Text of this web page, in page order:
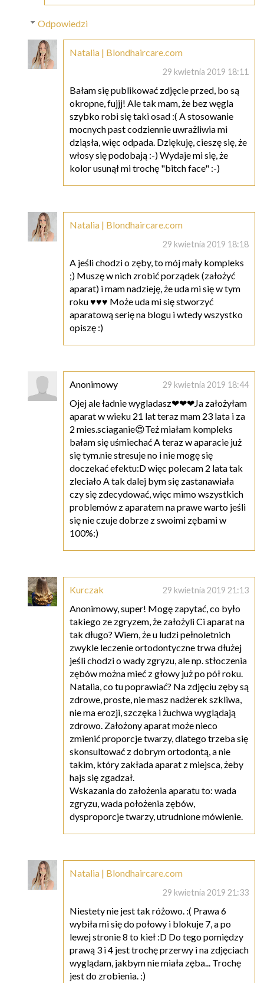
Odpowiedzi
Natalia | Blondhaircare.com
29 kwietnia 2019 18:11
Bałam się publikować zdjęcie przed, bo są
okropne, fujjj! Ale tak mam, że bez węgla
szybko robi się taki osad :( A stosowanie
mocnych past codziennie uwrażliwia mi
dziąsła, więc odpada. Dziękuję, cieszę się, że
włosy się podobają :-) Wydaje mi się, że
kolor usunął mi trochę "bitch face" :-)
Natalia | Blondhaircare.com
29 kwietnia 2019 18:18
A jeśli chodzi o zęby, to mój mały kompleks
;) Muszę w nich zrobić porządek (założyć
aparat) i mam nadzieję, że uda mi się w tym
roku ♥♥♥ Może uda mi się stworzyć
aparatową serię na blogu i wtedy wszystko
opiszę :)
Anonimowy 29 kwietnia 2019 18:44
Ojej ale ładnie wygladasz❤❤❤Ja założyłam
aparat w wieku 21 lat teraz mam 23 lata i za
2 mies.sciaganie😍Też miałam kompleks
bałam się uśmiechać A teraz w aparacie już
się tym.nie stresuje no i nie mogę się
doczekać efektu:D więc polecam 2 lata tak
zleciało A tak dalej bym się zastanawiała
czy się zdecydować, więc mimo wszystkich
problemów z aparatem na prawe warto jeśli
się nie czuje dobrze z swoimi zębami w
100%:)
Kurczak 29 kwietnia 2019 21:13
Anonimowy, super! Mogę zapytać, co było
takiego ze zgryzem, że założyli Ci aparat na
tak długo? Wiem, że u ludzi pełnoletnich
zwykle leczenie ortodontyczne trwa dłużej
jeśli chodzi o wady zgryzu, ale np. stłoczenia
zębów można mieć z głowy już po pół roku.
Natalia, co tu poprawiać? Na zdjęciu zęby są
zdrowe, proste, nie masz nadżerek szkliwa,
nie ma erozji, szczęka i żuchwa wyglądają
zdrowo. Założony aparat może nieco
zmienić proporcje twarzy, dlatego trzeba się
skonsultować z dobrym ortodontą, a nie
takim, który zakłada aparat z miejsca, żeby
hajs się zgadzał.
Wskazania do założenia aparatu to: wada
zgryzu, wada położenia zębów,
dysproporcje twarzy, utrudnione mówienie.
Natalia | Blondhaircare.com
29 kwietnia 2019 21:33
Niestety nie jest tak różowo. :( Prawa 6
wybiła mi się do połowy i blokuje 7, a po
lewej stronie 8 to kieł :D Do tego pomiędzy
prawą 3 i 4 jest trochę przerwy i na zdjęciach
wyglądam, jakbym nie miała zęba... Trochę
jest do zrobienia. :)